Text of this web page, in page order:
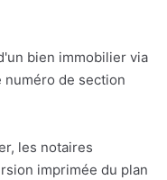
bien immobilier via
numéro de section
les notaires
imprimée du plan